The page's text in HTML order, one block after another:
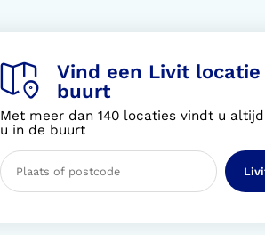
Vind een Livit
buurt
Met meer dan 140 locaties vindt u
u in de buurt